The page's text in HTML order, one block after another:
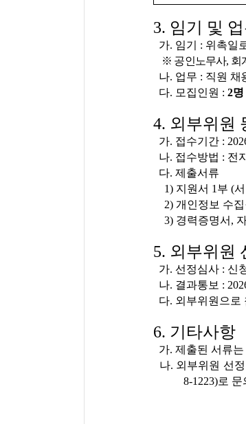
3. 임기 및
가. 임기 : 위촉일
※ 공인노무사, 회
나. 업무 : 직원 채
다. 모집인원 : 2명
4. 외부위원
가. 접수기간 :
나. 접수방법 : 전
다. 제출서류
1) 지원서 1부 (
2) 개인정보 수집
3) 경력증명서,
5. 외부위원
가. 선정심사 : 신
나. 결과통보 :
다. 외부위원으로
6. 기타사항
가. 제출된 서류
나. 외부위원 선
8-1223)로